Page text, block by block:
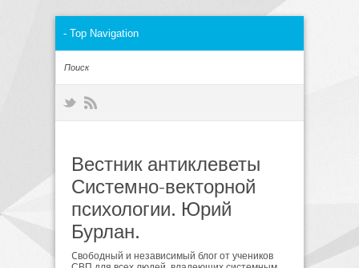
Вестник антиклеветы
Системно-векторной
психологии. Юрий
Бурлан.
Cвободный и независимый блог от учеников